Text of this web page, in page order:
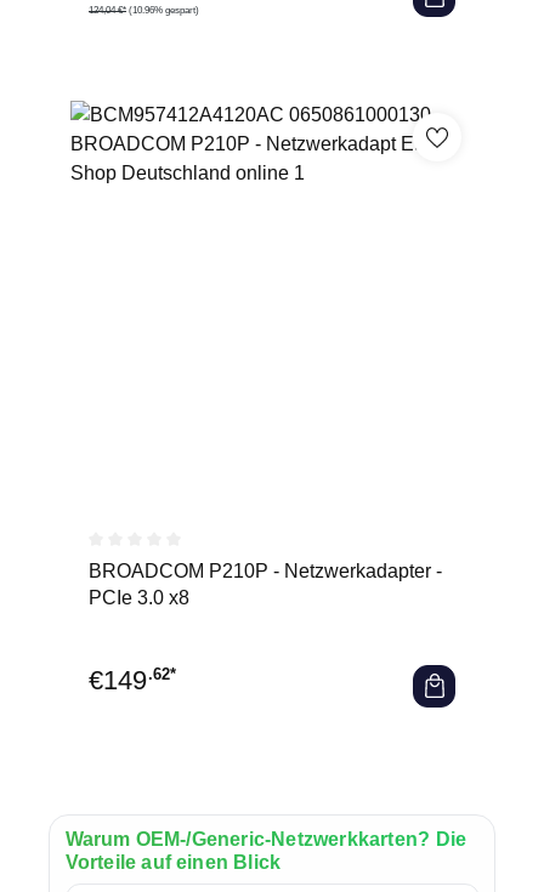
124,04 €* (10.96% gespart)
Durchschnittliche Bewertung von 0 von 5 Sternen
BROADCOM P210P - Netzwerkadapter -
PCIe 3.0 x8
€149.62*
Warum OEM-/Generic-Netzwerkkarten? Die
Vorteile auf einen Blick